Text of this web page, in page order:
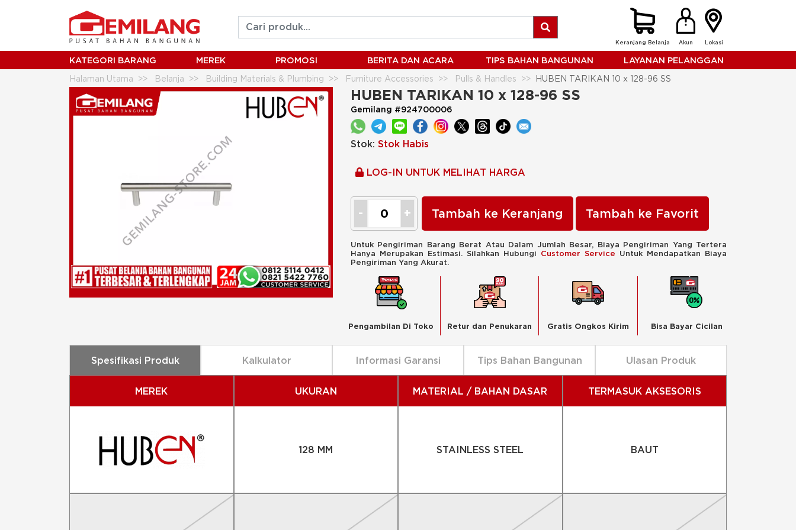
Keranjang Belanja Akun Lokasi
KATEGORI BARANG MEREK PROMOSI BERITA DAN ACARA TIPS BAHAN BANGUNAN LAYANAN PELANGGAN
Halaman Utama Belanja Building Materials & Plumbing Furniture Accessories Pulls & Handles HUBEN TARIKAN 10 x 128-96 SS
HUBEN TARIKAN 10 x 128-96 SS
Gemilang #924700006
Stok: Stok Habis
LOG-IN UNTUK MELIHAT HARGA
Tambah ke Keranjang Tambah ke Favorit
Untuk Pengiriman Barang Berat Atau Dalam Jumlah Besar, Biaya Pengiriman Yang Tertera
Hanya Merupakan Estimasi. Silahkan Hubungi Customer Service Untuk Mendapatkan Biaya
Pengiriman Yang Akurat.
Pengambilan Di Toko Retur dan Penukaran Gratis Ongkos Kirim Bisa Bayar Cicilan
Spesifikasi Produk Kalkulator Informasi Garansi Tips Bahan Bangunan Ulasan Produk
MEREK UKURAN
128 MM
MATERIAL / BAHAN DASAR
STAINLESS STEEL
TERMASUK AKSESORIS
BAUT